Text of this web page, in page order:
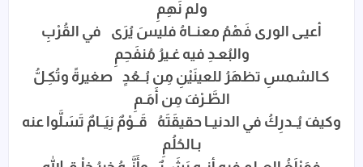
ولم نَهِمِ
أعيـى الورى فَهْمُ معنــاهُ فليسَ يُرَى في القُرْبِ
والبُعـدِ فيه غـيرُ مُنفَحِمِ
كـالشمسِ تظهَرُ للعينَيْنِ مِن بُــعُدٍ صغيرةً وتُكِـلُّ
الطَّـرْفَ مِن أَمَـمِ
وكيفَ يُــدرِكُ في الدنيــا حقيقَتَهُ قَــوْمٌ نِيَــامٌ تَسَلَّوا عنه
بـالحُلُمِ